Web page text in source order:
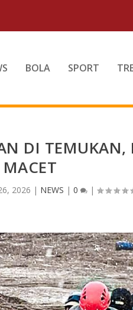
BOLA SPORT
DI TEMUKAN,
2026 | NEWS |0 |